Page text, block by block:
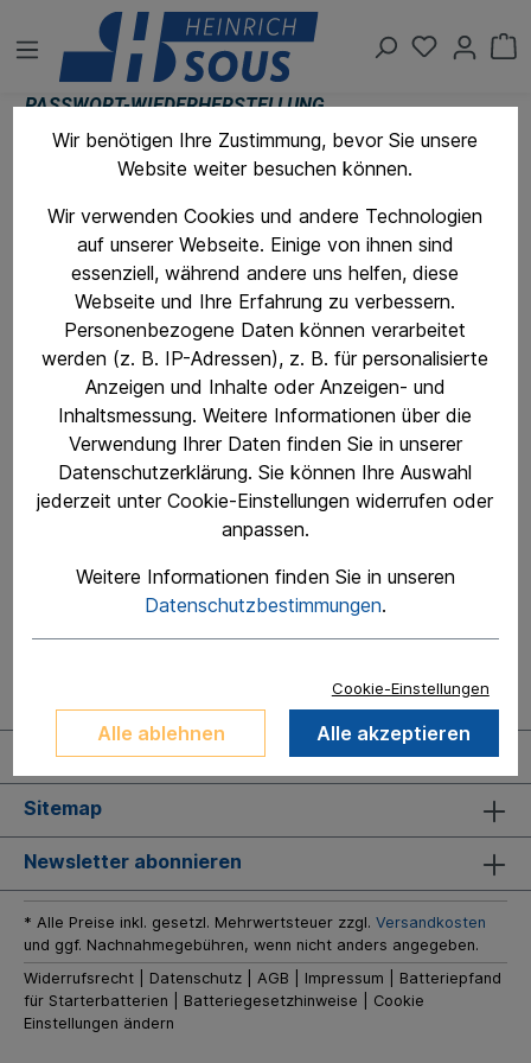
PASSWORT-WIEDERHERSTELLUNG
Wir senden Ihnen eine Bestätigungs-E-Mail. Klicken Sie
auf den darin enthaltenen Link, um Ihr Passwort zu
ändern.
Ihre E-Mail-Adresse
ZURÜCK E-Mail anfordern
Kontakt
Sitemap
Newsletter abonnieren
* Alle Preise inkl. gesetzl. Mehrwertsteuer zzgl. Versandkosten
und ggf. Nachnahmegebühren, wenn nicht anders angegeben.
Widerrufsrecht
Datenschutz AGB Impressum
Batteriepfand
für Starterbatterien
Batteriegesetzhinweise
Cookie
Einstellungen ändern
Wir benötigen Ihre Zustimmung, bevor Sie unsere
Website weiter besuchen können.
Wir verwenden Cookies und andere Technologien
auf unserer Webseite. Einige von ihnen sind
essenziell, während andere uns helfen, diese
Webseite und Ihre Erfahrung zu verbessern.
Personenbezogene Daten können verarbeitet
werden (z. B. IP-Adressen), z. B. für personalisierte
Anzeigen und Inhalte oder Anzeigen- und
Inhaltsmessung. Weitere Informationen über die
Verwendung Ihrer Daten finden Sie in unserer
Datenschutzerklärung. Sie können Ihre Auswahl
jederzeit unter Cookie-Einstellungen widerrufen oder
anpassen.
Weitere Informationen finden Sie in unseren
Datenschutzbestimmungen.
Cookie-Einstellungen
Alle ablehnen Alle akzeptieren